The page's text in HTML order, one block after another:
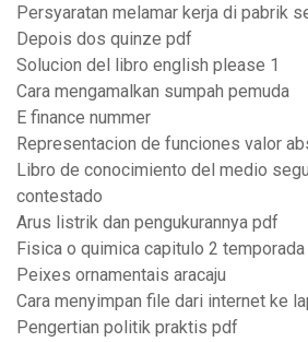
Persyaratan melamar kerja di pabrik
Depois dos quinze pdf
Solucion del libro english please 1
Cara mengamalkan sumpah pemuda
E finance nummer
Representacion de funciones valor
Libro de conocimiento del medio
contestado
Arus listrik dan pengukurannya pdf
Fisica o quimica capitulo 2
Peixes ornamentais aracaju
Cara menyimpan file dari internet ke
Pengertian politik praktis pdf